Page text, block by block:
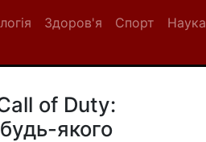
Здоров'я Спорт Наука
of Duty:
якого